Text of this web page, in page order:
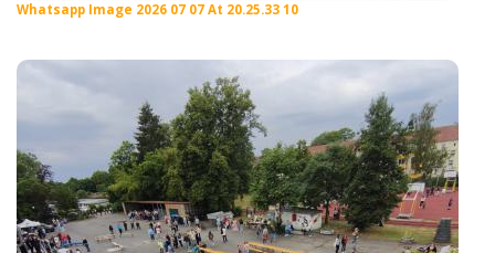
Whatsapp Image 2026 07 07 At 20.25.33 10